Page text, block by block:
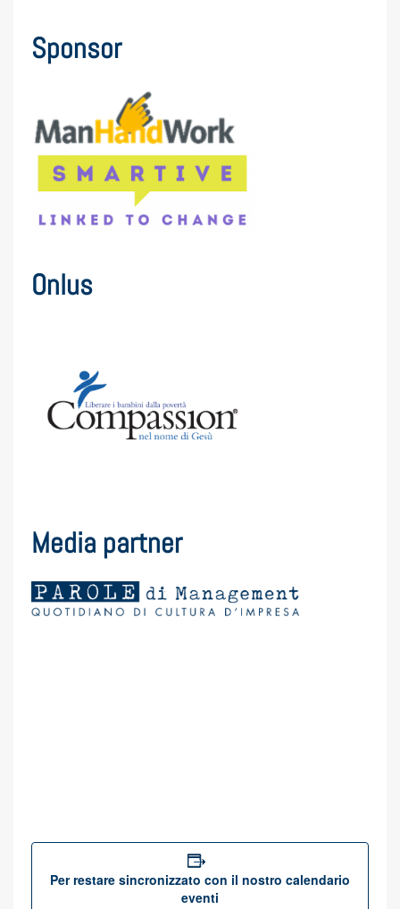
Sponsor
Onlus
Media partner
Per restare sincronizzato con il nostro calendario
eventi